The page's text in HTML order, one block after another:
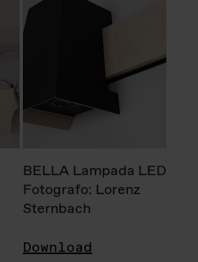
BELLA Lampada LED
Fotografo: Lorenz
Sternbach
Download